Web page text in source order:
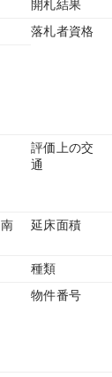
開札結果
落札者資格
評価上の交
通
南
延床面積
種類
物件番号